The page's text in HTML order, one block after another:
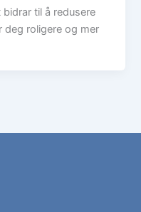
til å redusere
deg roligere og mer